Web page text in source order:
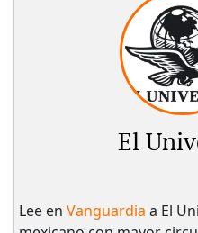
El
Lee en Vanguardia a El